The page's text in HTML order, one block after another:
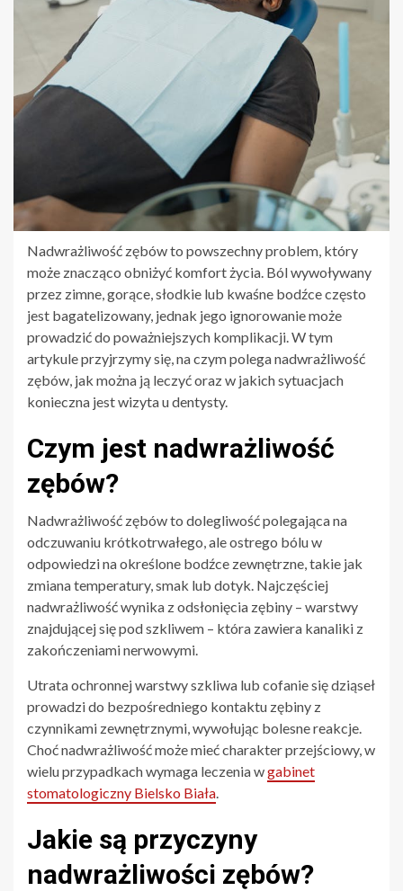
Nadwrażliwość zębów to powszechny problem, który
może znacząco obniżyć komfort życia. Ból wywoływany
przez zimne, gorące, słodkie lub kwaśne bodźce często
jest bagatelizowany, jednak jego ignorowanie może
prowadzić do poważniejszych komplikacji. W tym
artykule przyjrzymy się, na czym polega nadwrażliwość
zębów, jak można ją leczyć oraz w jakich sytuacjach
konieczna jest wizyta u dentysty.
Czym jest nadwrażliwość
zębów?
Nadwrażliwość zębów to dolegliwość polegająca na
odczuwaniu krótkotrwałego, ale ostrego bólu w
odpowiedzi na określone bodźce zewnętrzne, takie jak
zmiana temperatury, smak lub dotyk. Najczęściej
nadwrażliwość wynika z odsłonięcia zębiny – warstwy
znajdującej się pod szkliwem – która zawiera kanaliki z
zakończeniami nerwowymi.
Utrata ochronnej warstwy szkliwa lub cofanie się dziąseł
prowadzi do bezpośredniego kontaktu zębiny z
czynnikami zewnętrznymi, wywołując bolesne reakcje.
Choć nadwrażliwość może mieć charakter przejściowy, w
wielu przypadkach wymaga leczenia wgabinet
stomatologiczny Bielsko Biała.
Jakie są przyczyny
nadwrażliwości zębów?